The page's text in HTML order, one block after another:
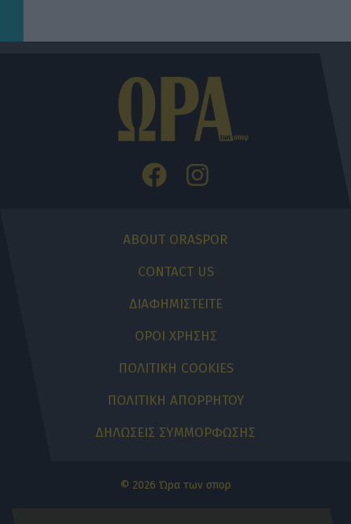
ABOUT ORASPOR
CONTACT US
ΔΙΑΦΗΜΙΣΤΕΙΤΕ
ΟΡΟΙ ΧΡΗΣΗΣ
ΠΟΛΙΤΙΚΗ COOKIES
ΠΟΛΙΤΙΚΗ ΑΠΟΡΡΗΤΟΥ
ΔΗΛΩΣΕΙΣ ΣΥΜΜΟΡΦΩΣΗΣ
© 2026 Ώρα των σπορ